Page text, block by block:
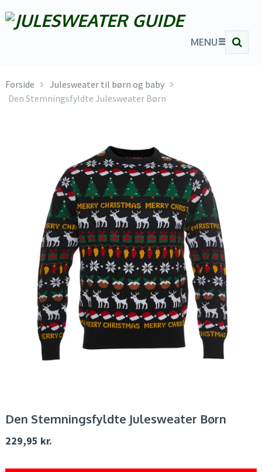
MENU
Forside
Julesweater til børn og baby
Den Stemningsfyldte Julesweater Børn
Den Stemningsfyldte Julesweater Børn
229,95 kr.